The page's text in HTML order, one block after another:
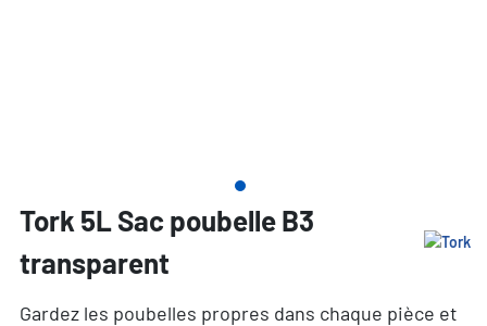
Tork 5L Sac poubelle B3
transparent
Gardez les poubelles propres dans chaque pièce et